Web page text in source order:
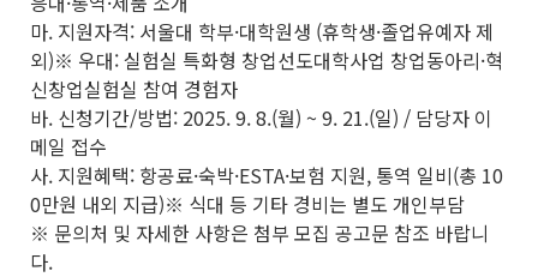
마. 지원자격: 서울대 학부·대학원생 (휴학생·졸업유예자 제
외)※ 우대: 실험실 특화형 창업선도대학사업 창업동아리·혁
신창업실험실 참여 경험자
바. 신청기간/방법: 2025. 9. 8.(월) ~ 9. 21.(일) / 담당자 이
메일 접수
사. 지원혜택: 항공료·숙박·ESTA·보험 지원, 통역 일비(총 10
0만원 내외 지급)※ 식대 등 기타 경비는 별도 개인부담
※ 문의처 및 자세한 사항은 첨부 모집 공고문 참조 바랍니
다.